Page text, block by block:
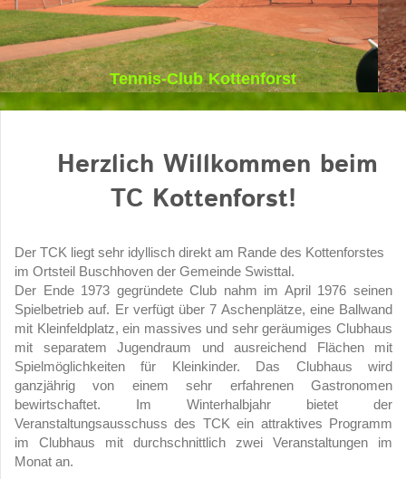
Tennis-Club Kottenforst
Herzlich Willkommen beim
TC Kottenforst!
Der TCK liegt sehr idyllisch direkt am Rande des Kottenforstes
im Ortsteil Buschhoven der Gemeinde Swisttal.
Der Ende 1973 gegründete Club nahm im April 1976 seinen
Spielbetrieb auf. Er verfügt über 7 Aschenplätze, eine Ballwand
mit Kleinfeldplatz, ein massives und sehr geräumiges Clubhaus
mit separatem Jugendraum und ausreichend Flächen mit
Spielmöglichkeiten für Kleinkinder. Das Clubhaus wird
ganzjährig von einem sehr erfahrenen Gastronomen
bewirtschaftet. Im Winterhalbjahr bietet der
Veranstaltungsausschuss des TCK ein attraktives Programm
im Clubhaus mit durchschnittlich zwei Veranstaltungen im
Monat an.